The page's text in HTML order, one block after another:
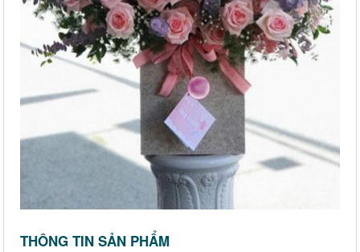
THÔNG TIN SẢN PHẨM